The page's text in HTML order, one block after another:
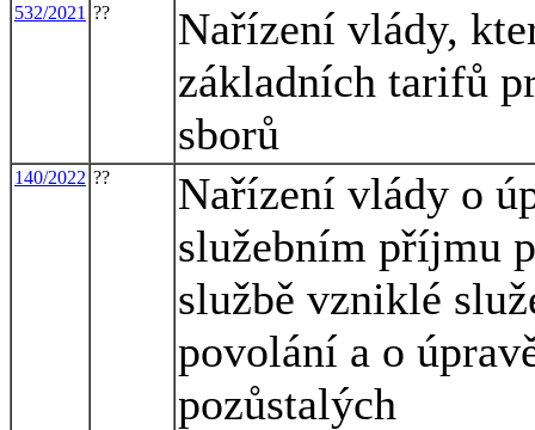
532/2021 ??
Nařízení vlády,
základních tarifů
sborů
140/2022 ??
Nařízení vlády o
služebním příjmu
službě vzniklé
povolání a o
pozůstalých